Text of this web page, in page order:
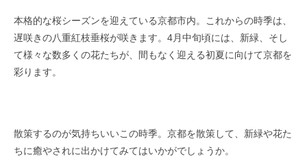
本格的な桜シーズンを迎えている京都市内。これからの時季は、
遅咲きの八重紅枝垂桜が咲きます。4月中旬頃には、新緑、そし
て様々な数多くの花たちが、間もなく迎える初夏に向けて京都を
彩ります。
散策するのが気持ちいいこの時季。京都を散策して、新緑や花た
ちに癒やされに出かけてみてはいかがでしょうか。